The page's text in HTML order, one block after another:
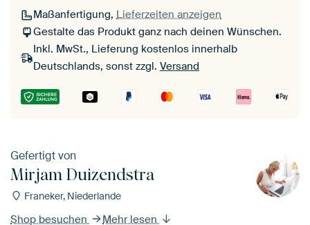
Maßanfertigung, Lieferzeiten anzeigen
Gestalte das Produkt ganz nach deinen Wünschen.
Inkl. MwSt., Lieferung kostenlos innerhalb
Deutschlands, sonst zzgl. Versand
Gefertigt von
Mirjam Duizendstra
Franeker, Niederlande
Shop besuchen Mehr lesen